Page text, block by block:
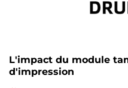
L'impact du module
d'impression